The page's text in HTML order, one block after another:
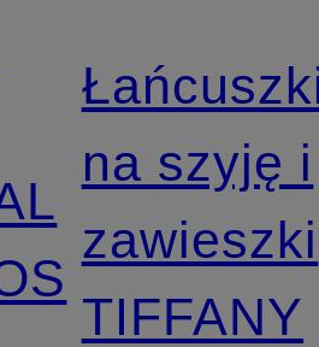
na szyję i
zawieszki
TIFFANY